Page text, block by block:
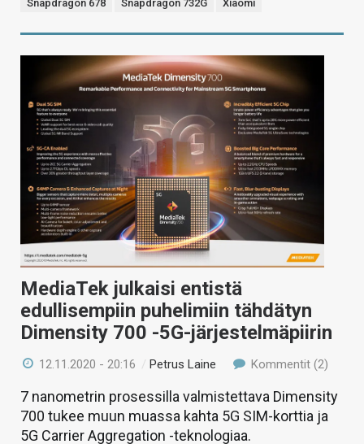
Snapdragon 678 Snapdragon 732G Xiaomi
MediaTek julkaisi entistä
edullisempiin puhelimiin tähdätyn
Dimensity 700 -5G-järjestelmäpiirin
12.11.2020 - 20:16 /Petrus Laine Kommentit (2)
7 nanometrin prosessilla valmistettava Dimensity
700 tukee muun muassa kahta 5G SIM-korttia ja
5G Carrier Aggregation -teknologiaa.